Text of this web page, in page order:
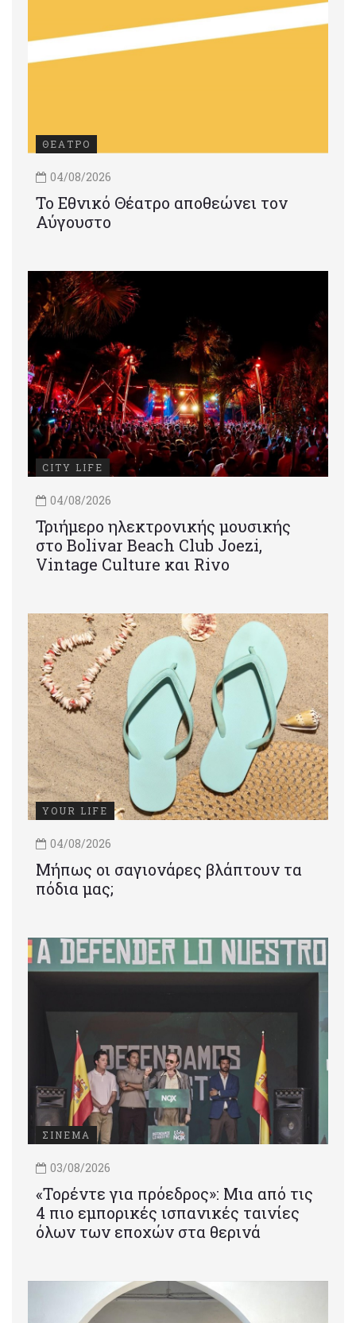
ΘΕΑΤΡΟ
04/08/2026
Το Εθνικό Θέατρο αποθεώνει τον
Αύγουστο
CITY LIFE
04/08/2026
Τριήμερο ηλεκτρονικής μουσικής
στο Bolivar Beach Club Joezi,
Vintage Culture και Rivo
YOUR LIFE
04/08/2026
Μήπως οι σαγιονάρες βλάπτουν τα
πόδια μας;
ΣΙΝΕΜΑ
03/08/2026
«Τορέντε για πρόεδρος»: Mια από τις
4 πιο εμπορικές ισπανικές ταινίες
όλων των εποχών στα θερινά